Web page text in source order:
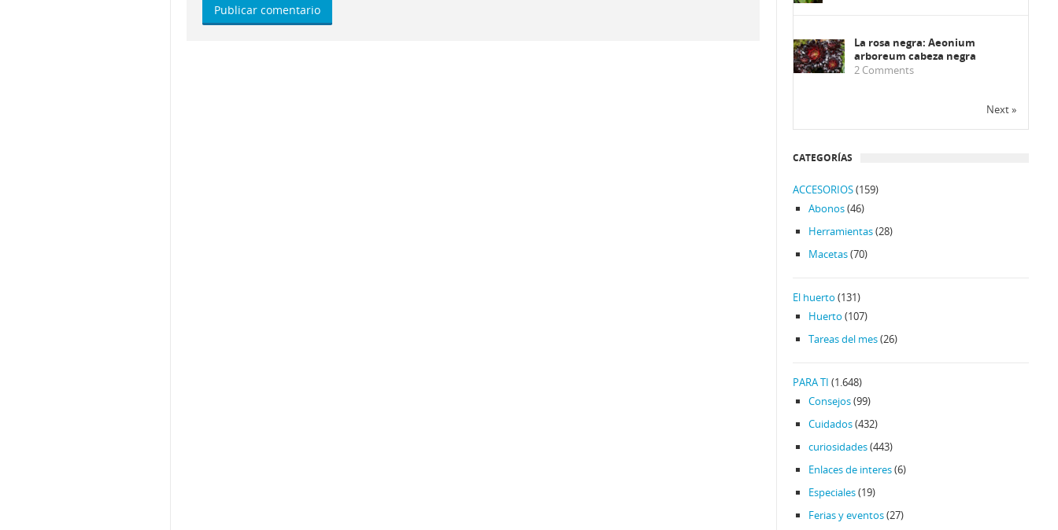
La rosa negra: Aeonium
arboreum cabeza negra
2 Comments
Next »
CATEGORÍAS
ACCESORIOS(159)
Abonos(46)
Herramientas(28)
Macetas(70)
El huerto (131)
Huerto (107)
Tareas del mes(26)
PARA TI (1.648)
Consejos(99)
Cuidados(432)
curiosidades(443)
Enlaces de interes(6)
Especiales(19)
Ferias y eventos(27)